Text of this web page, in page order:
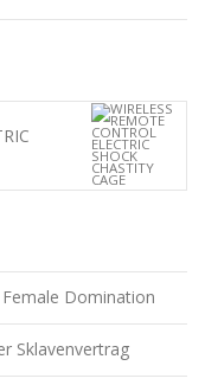
Domination
Sklavenvertrag